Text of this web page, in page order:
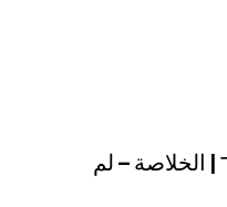
الخلاصة – لم